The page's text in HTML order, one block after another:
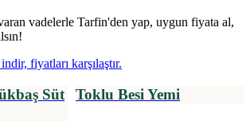
vadelerle Tarfin'den yap, uygun fiyata al,
fiyatları karşılaştır.
Süt
Toklu Besi Yemi